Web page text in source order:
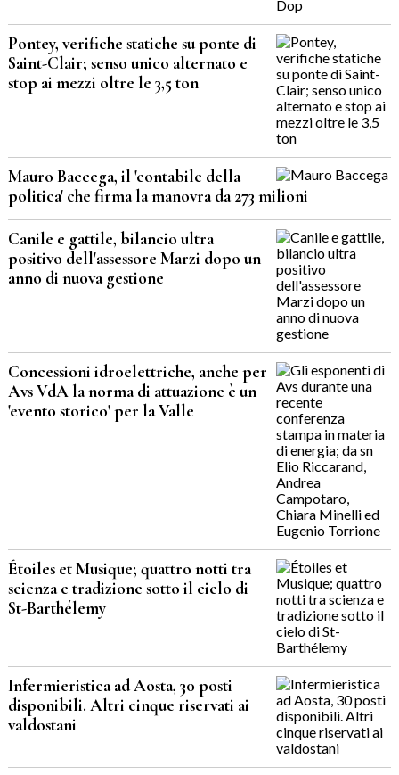
Pontey, verifiche statiche su ponte di
Saint-Clair; senso unico alternato e
stop ai mezzi oltre le 3,5 ton
Mauro Baccega, il 'contabile della
politica' che firma la manovra da 273 milioni
Canile e gattile, bilancio ultra
positivo dell'assessore Marzi dopo un
anno di nuova gestione
Concessioni idroelettriche, anche per
Avs VdA la norma di attuazione è un
'evento storico' per la Valle
Étoiles et Musique; quattro notti tra
scienza e tradizione sotto il cielo di
St-Barthélemy
Infermieristica ad Aosta, 30 posti
disponibili. Altri cinque riservati ai
valdostani